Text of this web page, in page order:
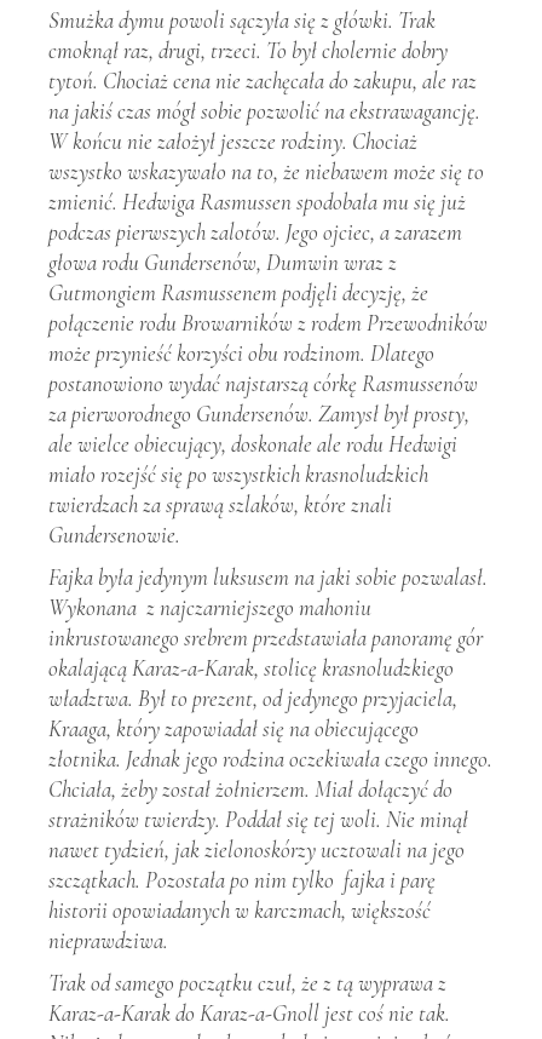
Smużka dymu powoli sączyła się z główki. Trak
cmoknął raz, drugi, trzeci. To był cholernie dobry
tytoń. Chociaż cena nie zachęcała do zakupu, ale raz
na jakiś czas mógł sobie pozwolić na ekstrawagancję.
W końcu nie założył jeszcze rodziny. Chociaż
wszystko wskazywało na to, że niebawem może się to
zmienić. Hedwiga Rasmussen spodobała mu się już
podczas pierwszych zalotów. Jego ojciec, a zarazem
głowa rodu Gundersenów, Dumwin wraz z
Gutmongiem Rasmussenem podjęli decyzję, że
połączenie rodu Browarników z rodem Przewodników
może przynieść korzyści obu rodzinom. Dlatego
postanowiono wydać najstarszą córkę Rasmussenów
za pierworodnego Gundersenów. Zamysł był prosty,
ale wielce obiecujący, doskonałe ale rodu Hedwigi
miało rozejść się po wszystkich krasnoludzkich
twierdzach za sprawą szlaków, które znali
Gundersenowie.
Fajka była jedynym luksusem na jaki sobie pozwalasł.
Wykonana z najczarniejszego mahoniu
inkrustowanego srebrem przedstawiała panoramę gór
okalającą Karaz-a-Karak, stolicę krasnoludzkiego
władztwa. Był to prezent, od jedynego przyjaciela,
Kraaga, który zapowiadał się na obiecującego
złotnika. Jednak jego rodzina oczekiwała czego innego.
Chciała, żeby został żołnierzem. Miał dołączyć do
strażników twierdzy. Poddał się tej woli. Nie minął
nawet tydzień, jak zielonoskórzy ucztowali na jego
szczątkach. Pozostała po nim tylko fajka i parę
historii opowiadanych w karczmach, większość
nieprawdziwa.
Trak od samego początku czuł, że z tą wyprawa z
Karaz-a-Karak do Karaz-a-Gnoll jest coś nie tak.